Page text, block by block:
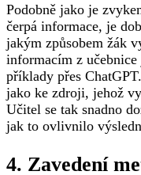
Podobně jako je
čerpá informace, je
jakým způsobem žák
informacím z
příklady přes
jako ke zdroji, jehož
Učitel se tak snadno
jak to ovlivnilo
4. Zavedení